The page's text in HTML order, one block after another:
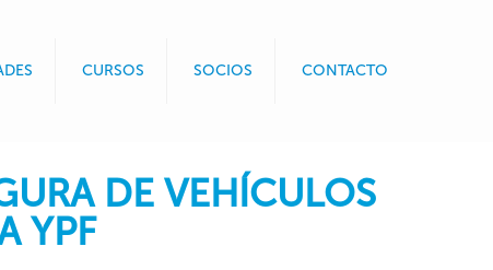
CURSOS SOCIOS CONTACTO
DE VEHÍCULOS
YPF